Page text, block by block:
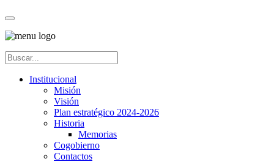
Institucional
Misión
Visión
Plan estratégico 2024-2026
Historia
Memorias
Cogobierno
Contactos